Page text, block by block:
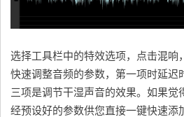
选择工具栏中的特效选项，点击混响
快速调整音频的参数，第一项时延迟
三项是调节干湿声音的效果。如果觉
经预设好的参数供您直接一键快速添